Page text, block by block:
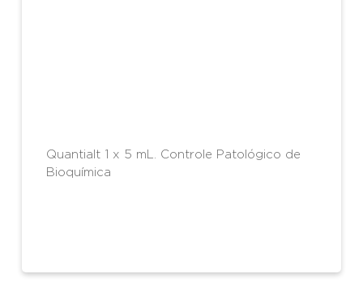
Quantialt 1 x 5 mL. Controle Patológico de
Bioquímica